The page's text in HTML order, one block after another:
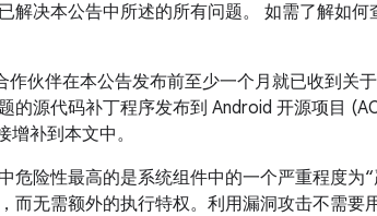
解决本公告中所述的所有问题。 如需了解如
作伙伴在本公告发布前至少一个月就已收到关
的源代码补丁程序发布到 Android 开源项目
增补到本文中。
危险性最高的是系统组件中的一个严重程度为
而无需额外的执行特权。利用漏洞攻击不需要